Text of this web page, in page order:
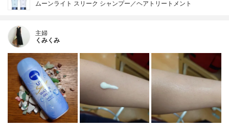
ムーンライト スリーク シャンプー／ヘアトリートメント
主婦
くみくみ